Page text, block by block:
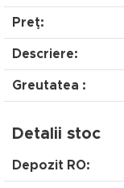
Preţ:
Descriere:
Greutatea :
Detalii stoc
Depozit RO: